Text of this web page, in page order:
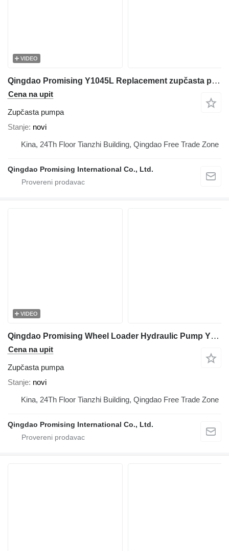
VIDEO
Qingdao Promising Y1045L Replacement zupčasta pumpa za HZM prednjeg utovarivača
Cena na upit
Zupčasta pumpa
Stanje novi
Kina, 24Th Floor Tianzhi Building, Qingdao Free Trade Zone
Qingdao Promising International Co., Ltd.
VIDEO
Qingdao Promising Wheel Loader Hydraulic Pump YHP-1 12 OP zupčasta pumpa za HZM prednjeg utovarivača
Cena na upit
Zupčasta pumpa
Stanje novi
Kina, 24Th Floor Tianzhi Building, Qingdao Free Trade Zone
Qingdao Promising International Co., Ltd.